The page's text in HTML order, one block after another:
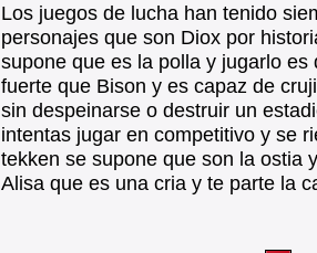
Los juegos de lucha han tenido
personajes que son Diox por
supone que es la polla y jugarlo
fuerte que Bison y es capaz de
sin despeinarse o destruir un
intentas jugar en competitivo y se
tekken se supone que son la ostia
Alisa que es una cria y te parte la